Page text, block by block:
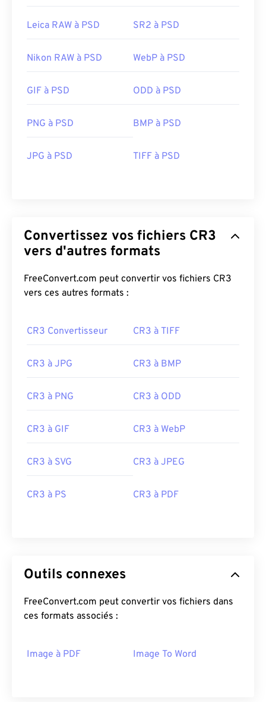
Leica RAW à PSD SR2 à PSD
Nikon RAW à PSD WebP à PSD
GIF à PSD ODD à PSD
PNG à PSD BMP à PSD
JPG à PSD TIFF à PSD
Convertissez vos fichiers CR3
vers d'autres formats
FreeConvert.com peut convertir vos fichiers CR3
vers ces autres formats :
CR3 Convertisseur CR3 à TIFF
CR3 à JPG CR3 à BMP
CR3 à PNG CR3 à ODD
CR3 à GIF CR3 à WebP
CR3 à SVG CR3 à JPEG
CR3 à PS CR3 à PDF
Outils connexes
FreeConvert.com peut convertir vos fichiers dans
ces formats associés :
Image à PDF Image To Word